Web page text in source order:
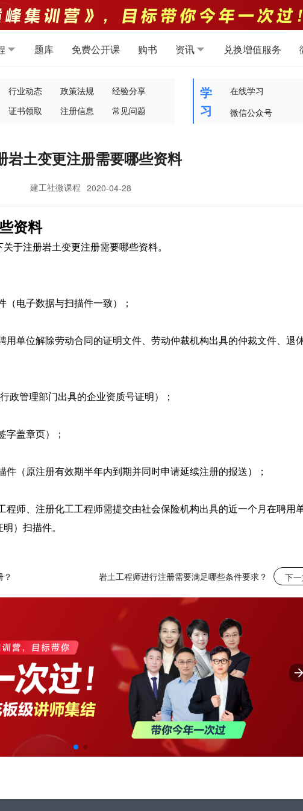
题库 免费公开课 购书 资讯 兑换增值服务
行业动态 政策法规
经验分享
证书领取 注册信息 常见问题
学
习
在线学习
微信公众号
岩土变更注册需要哪些资料
建工社微课程 2020-04-28
资料
于注册岩土变更注册需要哪些资料。
（电子数据与扫描件一致）；
用单位解除劳动合同的证明文件、劳动仲裁机构出具的仲裁文件、退
行政管理部门出具的企业资质号证明）；
字盖章页）；
件（原注册有效期半年内到期并同时申请延续注册的报送）；
程师、注册化工工程师需提交由社会保险机构出具的近一个月在聘用
）扫描件。
岩土工程师进行注册需要满足哪些条件要求？ 下